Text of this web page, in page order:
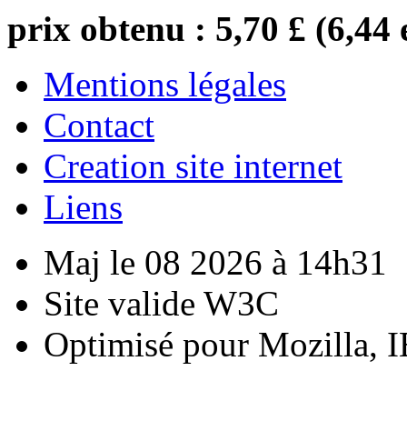
prix obtenu : 5,70 £ (6,44
Mentions légales
Contact
Creation site internet
Liens
Maj le 08 2026 à 14h31
Site valide W3C
Optimisé pour Mozilla,